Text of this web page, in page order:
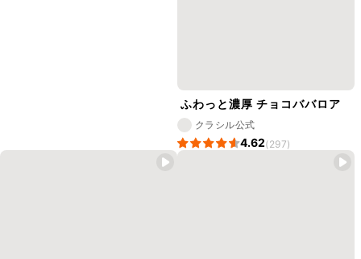
ふわっと濃厚 チョコババロア
クラシル公式
4.62(297)